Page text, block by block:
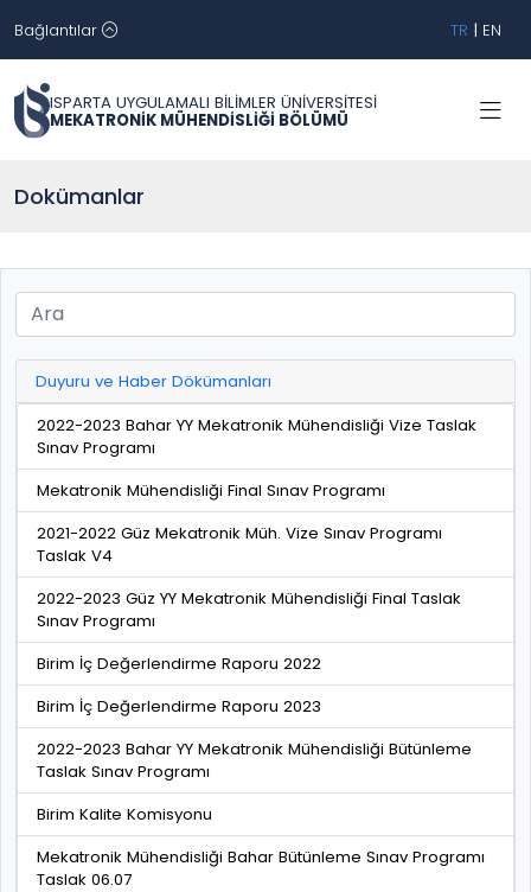
Bağlantılar TR | EN
ISPARTA UYGULAMALI BİLİMLER ÜNİVERSİTESİ
MEKATRONİK MÜHENDİSLİĞİ BÖLÜMÜ
Dokümanlar
Duyuru ve Haber Dökümanları
2022-2023 Bahar YY Mekatronik Mühendisliği Vize Taslak
Sınav Programı
Mekatronik Mühendisliği Final Sınav Programı
2021-2022 Güz Mekatronik Müh. Vize Sınav Programı
Taslak V4
2022-2023 Güz YY Mekatronik Mühendisliği Final Taslak
Sınav Programı
Birim İç Değerlendirme Raporu 2022
Birim İç Değerlendirme Raporu 2023
2022-2023 Bahar YY Mekatronik Mühendisliği Bütünleme
Taslak Sınav Programı
Birim Kalite Komisyonu
Mekatronik Mühendisliği Bahar Bütünleme Sınav Programı
Taslak 06.07